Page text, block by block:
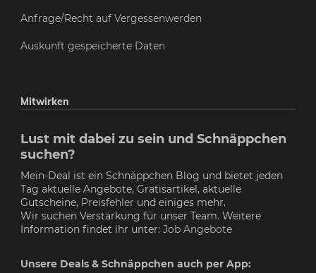
Anfrage/Recht auf Vergessenwerden
Auskunft gespeicherte Daten
Mitwirken
Lust mit dabei zu sein und Schnäppchen
suchen?
Mein-Deal ist ein Schnäppchen Blog und bietet jeden
Tag aktuelle Angebote, Gratisartikel, aktuelle
Gutscheine, Preisfehler und einiges mehr.
Wir suchen Verstärkung für unser Team. Weitere
Information findet ihr unter: Job Angebote
Unsere Deals & Schnäppchen auch per App: